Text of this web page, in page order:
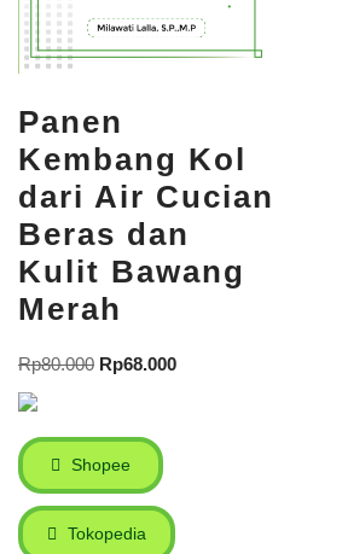
Panen
Kembang Kol
dari Air Cucian
Beras dan
Kulit Bawang
Merah
Rp80.000 Rp68.000
Shopee
Tokopedia